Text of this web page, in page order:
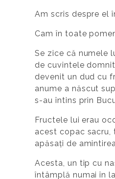
Am scris despre el
Cam în toate
Se zice că numele
de cuvintele
devenit un dud cu
anume a născut
s-au întins prin
Fructele lui erau
acest copac sacru,
apăsați de
Acesta, un tip cu
întâmplă numai în